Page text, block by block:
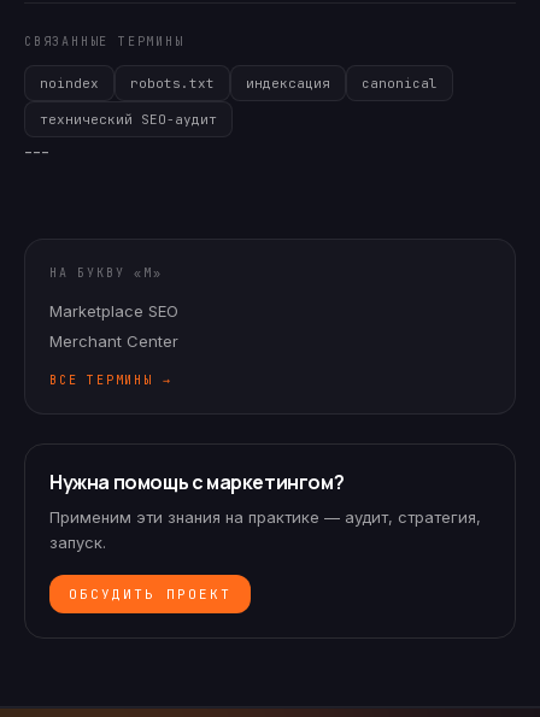
СВЯЗАННЫЕ ТЕРМИНЫ
noindex robots.txt индексация canonical
технический SEO-аудит
---
НА БУКВУ «M»
Marketplace SEO
Merchant Center
ВСЕ ТЕРМИНЫ →
Нужна помощь с маркетингом?
Применим эти знания на практике — аудит, стратегия,
запуск.
ОБСУДИТЬ ПРОЕКТ